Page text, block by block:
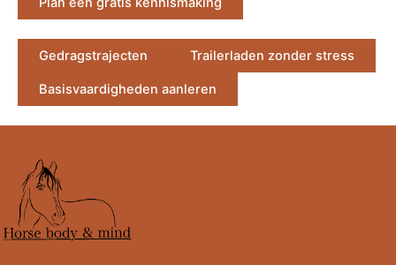
Gedragstrajecten Trailerladen zonder stress
Basisvaardigheden aanleren